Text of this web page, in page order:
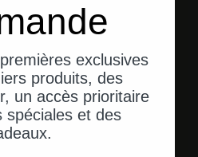
exclusives
produits, des
un accès prioritaire
spéciales et des